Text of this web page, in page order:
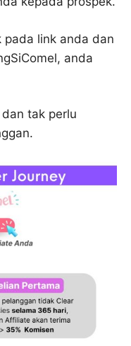
pada link anda dan
anda
tak perlu